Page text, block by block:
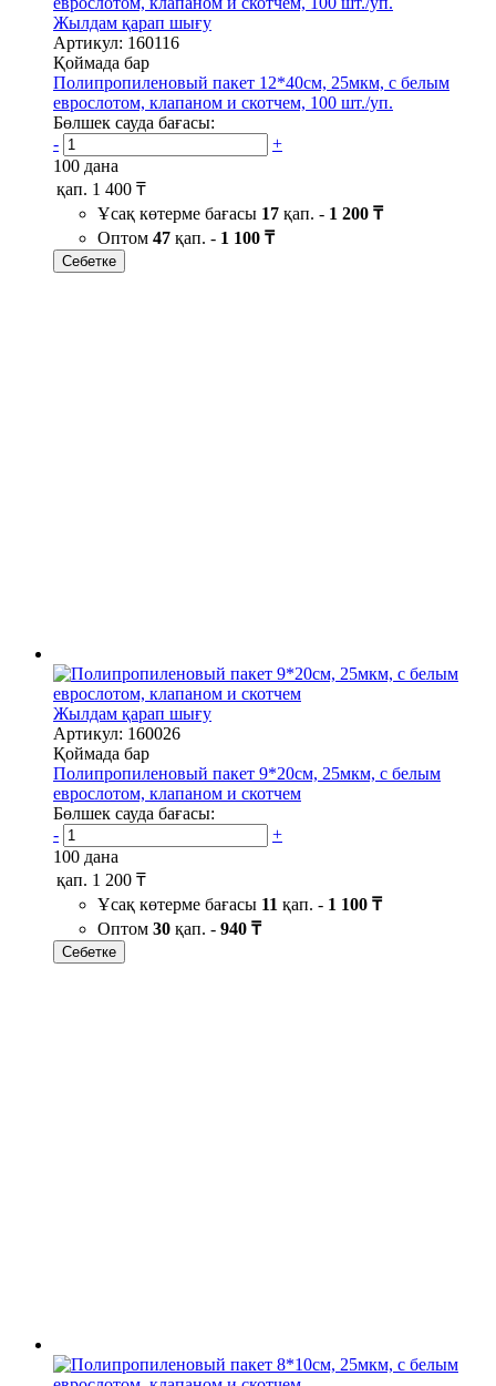
Жылдам қарап шығу
Артикул: 160116
Қоймада бар
Полипропиленовый пакет 12*40см, 25мкм, с белым
еврослотом, клапаном и скотчем, 100 шт./уп.
Бөлшек сауда бағасы:
-
+
100 дана
қап. 1 400 ₸
Ұсақ көтерме бағасы 17 қап. - 1 200 ₸
Оптом 47 қап. - 1 100 ₸
Себетке
Жылдам қарап шығу
Артикул: 160026
Қоймада бар
Полипропиленовый пакет 9*20см, 25мкм, с белым
еврослотом, клапаном и скотчем
Бөлшек сауда бағасы:
-
+
100 дана
қап. 1 200 ₸
Ұсақ көтерме бағасы 11 қап. - 1 100 ₸
Оптом 30 қап. - 940 ₸
Себетке